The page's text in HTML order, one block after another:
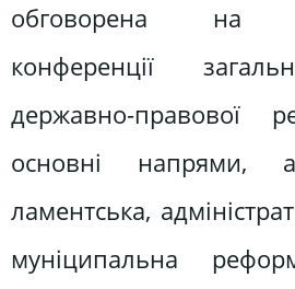
обговорена на
конференції
державно-правової
основні
ламентська,
муніципальна